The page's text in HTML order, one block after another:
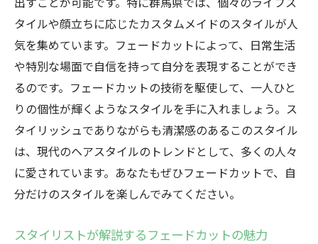
タイルや顔立ちに応じたカスタムメイドのスタイルが人
気を集めています。フェードカットによって、日常生活
や特別な場面で自信を持って自分を表現することができ
るのです。フェードカットの技術を駆使して、一人ひと
りの個性が輝くようなスタイルを手に入れましょう。ス
タイリッシュでありながらも清潔感のあるこのスタイル
は、現代のヘアスタイルのトレンドとして、多くの人々
に愛されています。あなたもぜひフェードカットで、自
分だけのスタイルを楽しんでみてください。
スタイリストが解説するフェードカットの魅力